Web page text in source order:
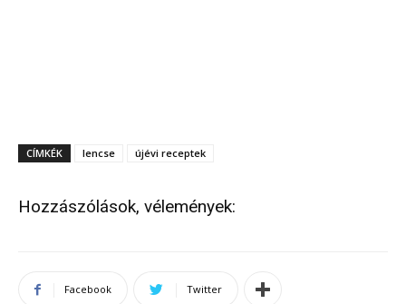
CÍMKÉK lencse újévi receptek
Hozzászólások, vélemények:
Facebook Twitter